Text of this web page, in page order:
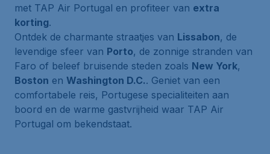
met TAP Air Portugal en profiteer van extra
korting.
Ontdek de charmante straatjes van Lissabon, de
levendige sfeer van Porto, de zonnige stranden van
Faro of beleef bruisende steden zoals New York,
Boston en Washington D.C.. Geniet van een
comfortabele reis, Portugese specialiteiten aan
boord en de warme gastvrijheid waar TAP Air
Portugal om bekendstaat.